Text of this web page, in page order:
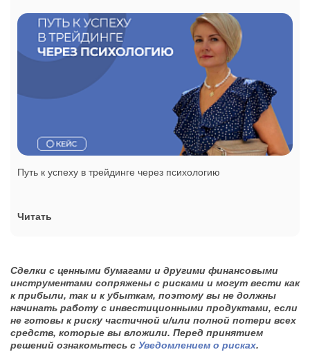
Путь к успеху в трейдинге через психологию
Читать
Сделки с ценными бумагами и другими финансовыми
инструментами сопряжены с рисками и могут вести как
к прибыли, так и к убыткам, поэтому вы не должны
начинать работу с инвестиционными продуктами, если
не готовы к риску частичной и/или полной потери всех
средств, которые вы вложили. Перед принятием
решений ознакомьтесь с Уведомлением о рисках.